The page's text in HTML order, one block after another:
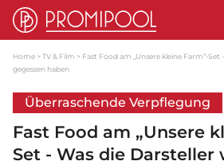
Home TV & Film
Fast Food am „Unsere kleine Farm“-Set
gegessen haben
Überraschende Verpflegung
Fast Food am „Unsere
Set - Was die Darsteller